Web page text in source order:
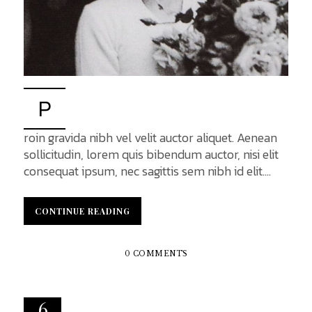
P
roin gravida nibh vel velit auctor aliquet. Aenean
sollicitudin, lorem quis bibendum auctor, nisi elit
consequat ipsum, nec sagittis sem nibh id elit.
amet mauris. Morbi accumsan ipsum velit. Nam
nec tellus a odio tincidunt auctor a ornare odio.
aptent taciti sociosqu ad litora torquent per
CONTINUE READING
CONTINUE READING
0 COMMENTS